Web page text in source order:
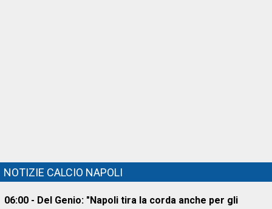
NOTIZIE CALCIO NAPOLI
06:00 - Del Genio: "Napoli tira la corda anche per gli